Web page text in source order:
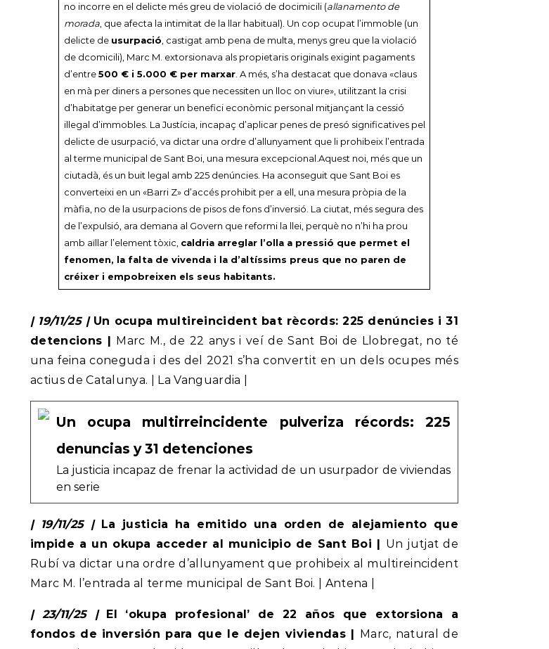
no incorre en el delicte més greu de violació de docimicili (allanamento de
morada, que afecta la intimitat de la llar habitual). Un cop ocupat l’immoble (un
delicte de usurpació, castigat amb pena de multa, menys greu que la violació
de dcomicili), Marc M. extorsionava als propietaris originals exigint pagaments
d’entre500 € i 5.000 € per marxar. A més, s’ha destacat que donava «claus
en mà per diners a persones que necessiten un lloc on viure», utilitzant la crisi
d’habitatge per generar un benefici econòmic personal mitjançant la cessió
il·legal d’immobles. La Justícia, incapaç d’aplicar penes de presó significatives pel
delicte de usurpació, va dictar una ordre d’allunyament que li prohibeix l’entrada
al terme municipal de Sant Boi, una mesura excepcional.Aquest noi, més que un
ciutadà, és un buit legal amb 225 denúncies. Ha aconseguit que Sant Boi es
converteixi en un «Barri Z» d’accés prohibit per a ell, una mesura pròpia de la
màfia, no de la usurpacions de pisos de fons d’inversió. La ciutat, més segura des
de l’expulsió, ara demana al Govern que reformi la llei, perquè no n’hi ha prou
amb aïllar l’element tòxic, caldria arreglar l’olla a pressió que permet el
fenomen, la falta de vivenda i la d’altíssims preus que no paren de
créixer i empobreixen els seus habitants.
| 19/11/25 |Un ocupa multireincident bat rècords: 225 denúncies i 31
detencions |
Marc M., de 22 anys i veí de Sant Boi de Llobregat, no té
una feina coneguda i des del 2021 s’ha convertit en un dels ocupes més
actius de Catalunya. | La Vanguardia |
Un ocupa multirreincidente pulveriza récords: 225
denuncias y 31 detenciones
La justicia incapaz de frenar la actividad de un usurpador de viviendas
en serie
| 19/11/25 |La justicia ha emitido una orden de alejamiento que
impide a un okupa acceder al municipio de Sant Boi | Un jutjat de
Rubí va dictar una ordre d’allunyament que prohibeix al multireincident
Marc M. l’entrada al terme municipal de Sant Boi. | Antena |
| 23/11/25 |El ‘okupa profesional’ de 22 años que extorsiona a
fondos de inversión para que le dejen viviendas |
Marc, natural de